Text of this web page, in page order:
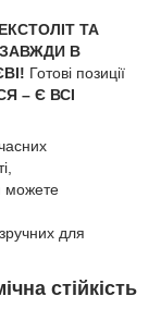
ТА
В
Готові позиції
– Є ВСІ
можете
для
стійкість